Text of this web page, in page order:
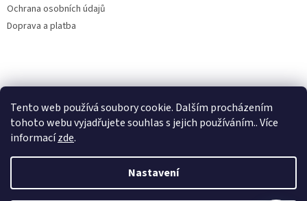
Tento web používá soubory cookie. Dalším procházením
tohoto webu vyjadřujete souhlas s jejich používáním.. Více
informacízde.
Nastavení
Ochrana osobních údajů
Doprava a platba
Filtry dešťové vody
Vytvořil Shoptet
Online
Začít konverzaci